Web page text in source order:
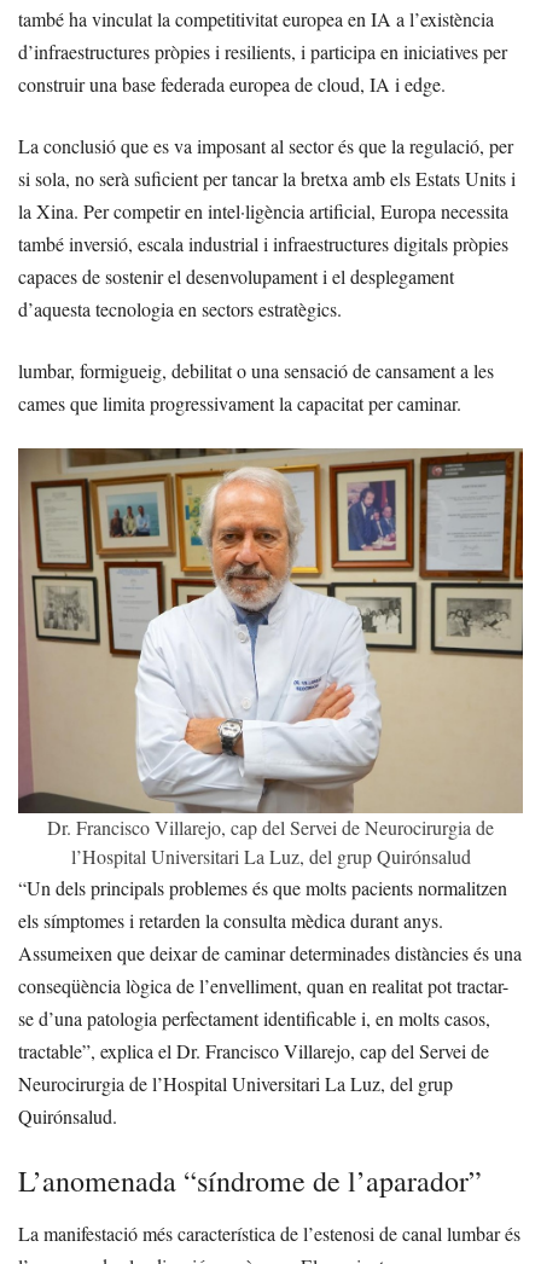
també ha vinculat la competitivitat europea en IA a l’existència
d’infraestructures pròpies i resilients, i participa en iniciatives per
construir una base federada europea de cloud, IA i edge.
La conclusió que es va imposant al sector és que la regulació, per
si sola, no serà suficient per tancar la bretxa amb els Estats Units i
la Xina. Per competir en intel·ligència artificial, Europa necessita
també inversió, escala industrial i infraestructures digitals pròpies
capaces de sostenir el desenvolupament i el desplegament
d’aquesta tecnologia en sectors estratègics.
lumbar, formigueig, debilitat o una sensació de cansament a les
cames que limita progressivament la capacitat per caminar.
Dr. Francisco Villarejo, cap del Servei de Neurocirurgia de
l’Hospital Universitari La Luz, del grup Quirónsalud
“Un dels principals problemes és que molts pacients normalitzen
els símptomes i retarden la consulta mèdica durant anys.
Assumeixen que deixar de caminar determinades distàncies és una
conseqüència lògica de l’envelliment, quan en realitat pot tractar-
se d’una patologia perfectament identificable i, en molts casos,
tractable”, explica el Dr. Francisco Villarejo, cap del Servei de
Neurocirurgia de l’Hospital Universitari La Luz, del grup
Quirónsalud.
L’anomenada “síndrome de l’aparador”
La manifestació més característica de l’estenosi de canal lumbar és